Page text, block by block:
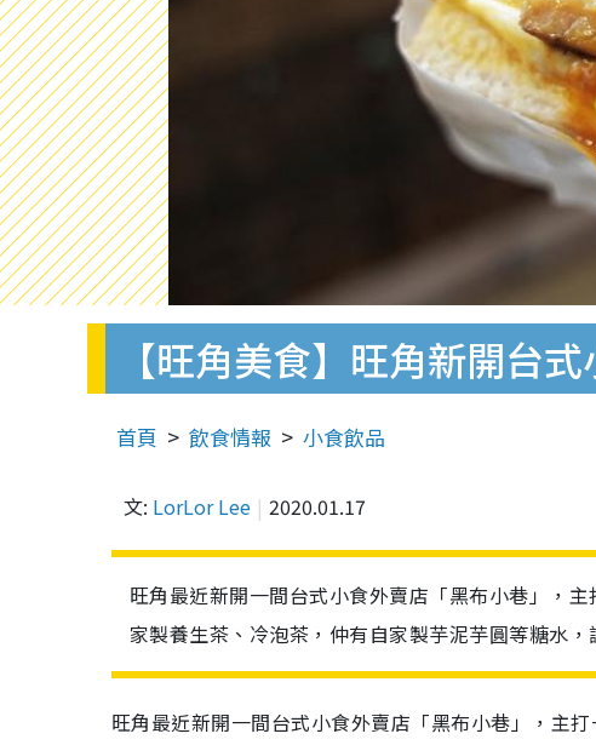
【旺角美食】旺角新開台
首頁 飲食情報 小食飲品
文: LorLor Lee 2020.01.17
旺角最近新開一間台式小食外賣店「黑布小巷」，
家製養生茶、冷泡茶，仲有自家製芋泥芋圓等糖水，
旺角最近新開一間台式小食外賣店「黑布小巷」，主